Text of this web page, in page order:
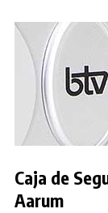
Caja de
Aarum